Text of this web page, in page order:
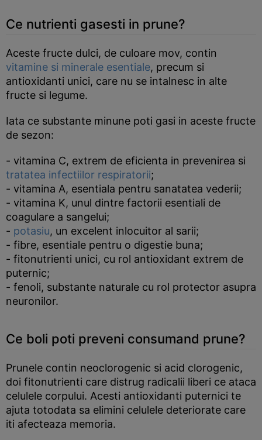
Ce nutrienti gasesti in prune?
Aceste fructe dulci, de culoare mov, contin
vitamine si minerale esentiale, precum si
antioxidanti unici, care nu se intalnesc in alte
fructe si legume.
Iata ce substante minune poti gasi in aceste fructe
de sezon:
- vitamina C, extrem de eficienta in prevenirea si
tratatea infectiilor respiratorii;
- vitamina A, esentiala pentru sanatatea vederii;
- vitamina K, unul dintre factorii esentiali de
coagulare a sangelui;
- potasiu, un excelent inlocuitor al sarii;
- fibre, esentiale pentru o digestie buna;
- fitonutrienti unici, cu rol antioxidant extrem de
puternic;
- fenoli, substante naturale cu rol protector asupra
neuronilor.
Ce boli poti preveni consumand prune?
Prunele contin neoclorogenic si acid clorogenic,
doi fitonutrienti care distrug radicalii liberi ce ataca
celulele corpului. Acesti antioxidanti puternici te
ajuta totodata sa elimini celulele deteriorate care
iti afecteaza memoria.